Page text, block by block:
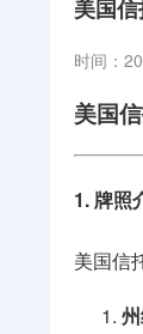
美国
时间：
美国
1. 牌照
美国信